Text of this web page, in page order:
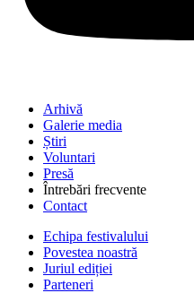
Arhivă
Galerie media
Știri
Voluntari
Presă
Întrebări frecvente
Contact
Echipa festivalului
Povestea noastră
Juriul ediției
Parteneri